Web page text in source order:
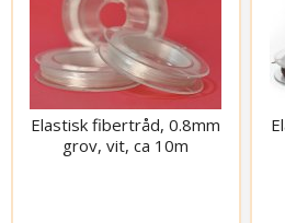
Elastisk fibertråd, 0.8mm
grov, vit, ca 10m